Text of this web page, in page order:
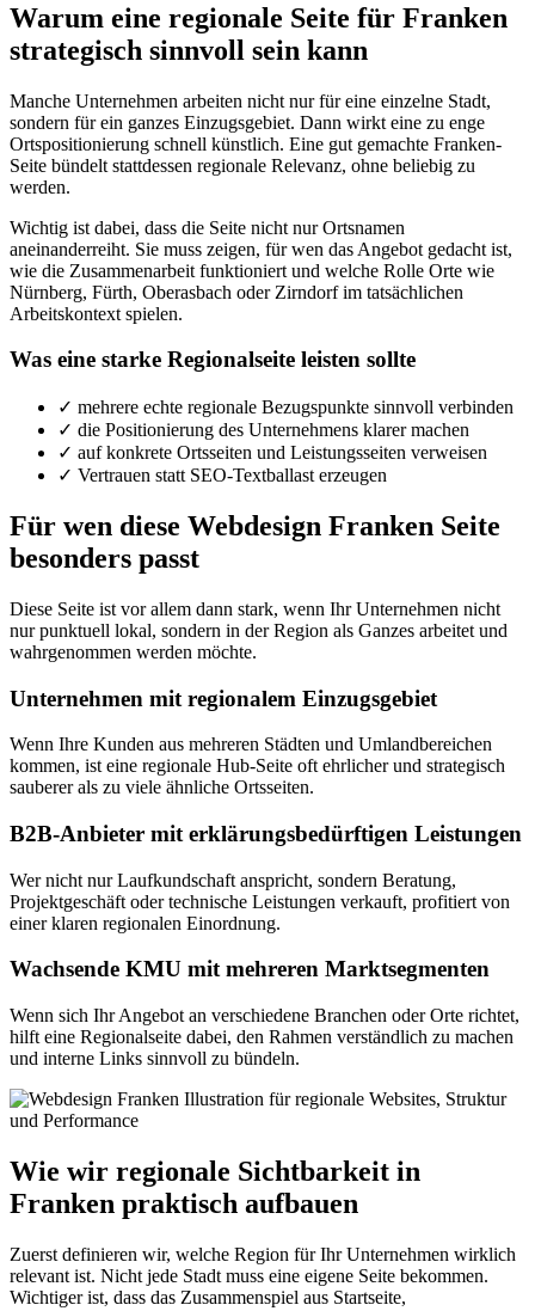
Warum eine regionale Seite für Franken
strategisch sinnvoll sein kann
Manche Unternehmen arbeiten nicht nur für eine einzelne Stadt,
sondern für ein ganzes Einzugsgebiet. Dann wirkt eine zu enge
Ortspositionierung schnell künstlich. Eine gut gemachte Franken-
Seite bündelt stattdessen regionale Relevanz, ohne beliebig zu
werden.
Wichtig ist dabei, dass die Seite nicht nur Ortsnamen
aneinanderreiht. Sie muss zeigen, für wen das Angebot gedacht ist,
wie die Zusammenarbeit funktioniert und welche Rolle Orte wie
Nürnberg, Fürth, Oberasbach oder Zirndorf im tatsächlichen
Arbeitskontext spielen.
Was eine starke Regionalseite leisten sollte
✓ mehrere echte regionale Bezugspunkte sinnvoll verbinden
✓ die Positionierung des Unternehmens klarer machen
✓ auf konkrete Ortsseiten und Leistungsseiten verweisen
✓ Vertrauen statt SEO-Textballast erzeugen
Für wen diese Webdesign Franken Seite
besonders passt
Diese Seite ist vor allem dann stark, wenn Ihr Unternehmen nicht
nur punktuell lokal, sondern in der Region als Ganzes arbeitet und
wahrgenommen werden möchte.
Unternehmen mit regionalem Einzugsgebiet
Wenn Ihre Kunden aus mehreren Städten und Umlandbereichen
kommen, ist eine regionale Hub-Seite oft ehrlicher und strategisch
sauberer als zu viele ähnliche Ortsseiten.
B2B-Anbieter mit erklärungsbedürftigen Leistungen
Wer nicht nur Laufkundschaft anspricht, sondern Beratung,
Projektgeschäft oder technische Leistungen verkauft, profitiert von
einer klaren regionalen Einordnung.
Wachsende KMU mit mehreren Marktsegmenten
Wenn sich Ihr Angebot an verschiedene Branchen oder Orte richtet,
hilft eine Regionalseite dabei, den Rahmen verständlich zu machen
und interne Links sinnvoll zu bündeln.
Wie wir regionale Sichtbarkeit in
Franken praktisch aufbauen
Zuerst definieren wir, welche Region für Ihr Unternehmen wirklich
relevant ist. Nicht jede Stadt muss eine eigene Seite bekommen.
Wichtiger ist, dass das Zusammenspiel aus Startseite,